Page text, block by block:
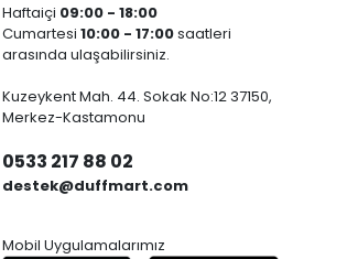
Haftaiçi 09:00 - 18:00
Cumartesi 10:00 - 17:00saatleri
arasında ulaşabilirsiniz.
Kuzeykent Mah. 44. Sokak No:12 37150,
Merkez-Kastamonu
0533 217 88 02
destek@duffmart.com
Mobil Uygulamalarımız